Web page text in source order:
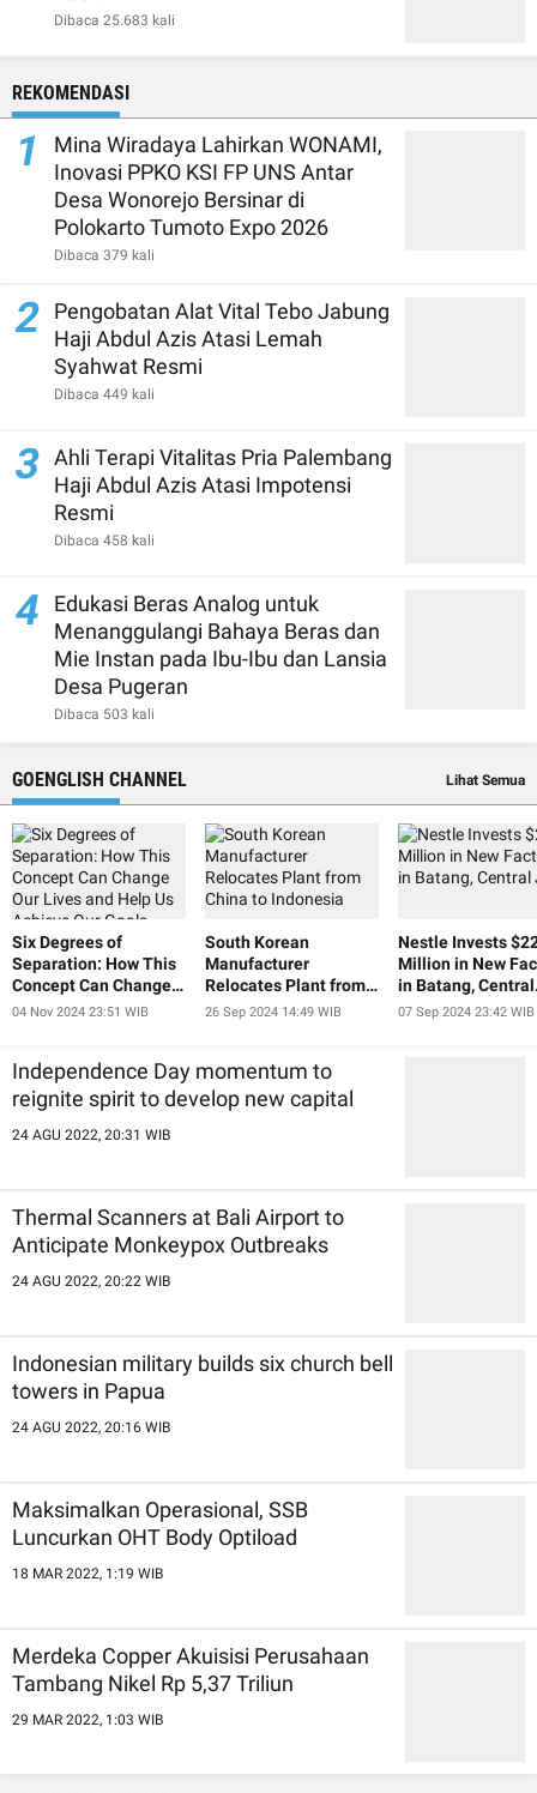
Dibaca 25.683 kali
REKOMENDASI
1
Mina Wiradaya Lahirkan WONAMI,
Inovasi PPKO KSI FP UNS Antar
Desa Wonorejo Bersinar di
Polokarto Tumoto Expo 2026
Dibaca 379 kali
2
Pengobatan Alat Vital Tebo Jabung
Haji Abdul Azis Atasi Lemah
Syahwat Resmi
Dibaca 449 kali
3 Ahli Terapi Vitalitas Pria Palembang
Haji Abdul Azis Atasi Impotensi
Resmi
Dibaca 458 kali
4
Edukasi Beras Analog untuk
Menanggulangi Bahaya Beras dan
Mie Instan pada Ibu-Ibu dan Lansia
Desa Pugeran
Dibaca 503 kali
GOENGLISH CHANNEL Lihat Semua
Six Degrees of
Separation: How This
Concept Can Change
Our Lives and Help Us
04 Nov 2024 23:51 WIB
South Korean
Manufacturer
Relocates Plant from
China to Indonesia
26 Sep 2024 14:49 WIB
Nestle Invests
Million in New
in Batang, Central
Java
07 Sep 2024 23:42 WIB
Independence Day momentum to
reignite spirit to develop new capital
24 AGU 2022, 20:31 WIB
Thermal Scanners at Bali Airport to
Anticipate Monkeypox Outbreaks
24 AGU 2022, 20:22 WIB
Indonesian military builds six church bell
towers in Papua
24 AGU 2022, 20:16 WIB
Maksimalkan Operasional, SSB
Luncurkan OHT Body Optiload
18 MAR 2022, 1:19 WIB
Merdeka Copper Akuisisi Perusahaan
Tambang Nikel Rp 5,37 Triliun
29 MAR 2022, 1:03 WIB